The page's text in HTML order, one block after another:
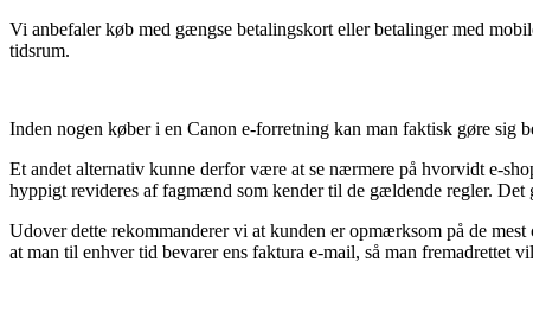
Vi anbefaler køb med gængse betalingskort eller betalinger med
tidsrum.
Inden nogen køber i en Canon e-forretning kan man faktisk gøre
Et andet alternativ kunne derfor være at se nærmere på hvorvidt e-
hyppigt revideres af fagmænd som kender til de gældende regler.
Udover dette rekommanderer vi at kunden er opmærksom på de
at man til enhver tid bevarer ens faktura e-mail, så man